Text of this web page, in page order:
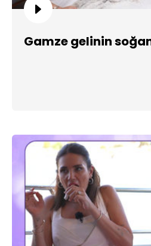
Gamze gelinin